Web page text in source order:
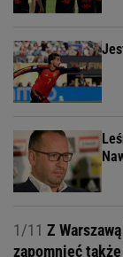
1/11 Z
zapomnieć